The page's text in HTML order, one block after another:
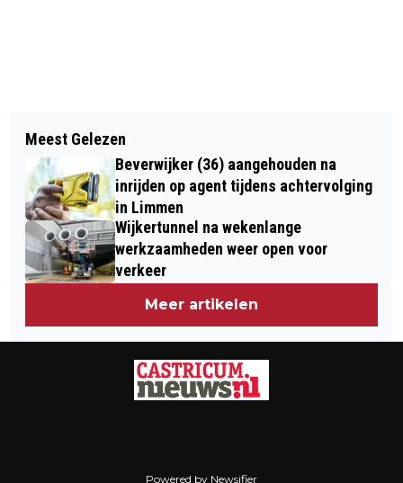
UITTIP VOOR DE ZOMERVAKANTIE #4:
UITWAAIEN OP TEXEL
UITTIP VOOR DE ZOMERVAKANTIE #5:
ZANDSCULPTUREN GARDEREN, EEN
LEERZAAM UITJE VOOR JONG EN OUD
Meest Gelezen
Beverwijker (36) aangehouden na
inrijden op agent tijdens achtervolging
in Limmen
Wijkertunnel na wekenlange
werkzaamheden weer open voor
verkeer
Meer artikelen
Powered by Newsifier